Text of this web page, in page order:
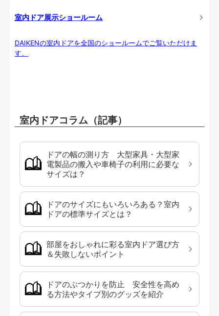
室内ドア展示ショールーム
DAIKENの室内ドアを全国のショールームでご覧いただけま
す。
室内ドアコラム（記事）
ドアの幅の測り方 大型家具・大型家
電製品の搬入や車椅子の利用に必要な
サイズは？
ドアのサイズにもいろいろある？室内
ドアの標準サイズとは？
部屋をおしゃれに彩る室内ドア選び方
＆失敗しないポイント
ドアのぶつかりを防止 安全性を高め
る方法やタイプ別のグッズを紹介